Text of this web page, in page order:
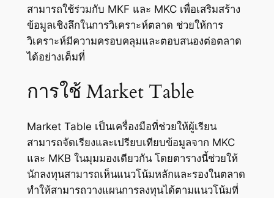
สามารถใช้ร่วมกับ MKF และ MKC เพื่อเสริมสร้าง
ข้อมูลเชิงลึกในการวิเคราะห์ตลาด ช่วยให้การ
วิเคราะห์มีความครอบคลุมและตอบสนองต่อตลาด
ได้อย่างเต็มที่
การใช้ Market Table
Market Table เป็นเครื่องมือที่ช่วยให้ผู้เรียน
สามารถจัดเรียงและเปรียบเทียบข้อมูลจาก MKC
และ MKB ในมุมมองเดียวกัน โดยตารางนี้ช่วยให้
นักลงทุนสามารถเห็นแนวโน้มหลักและรองในตลาด
ทำให้สามารถวางแผนการลงทุนได้ตามแนวโน้มที่